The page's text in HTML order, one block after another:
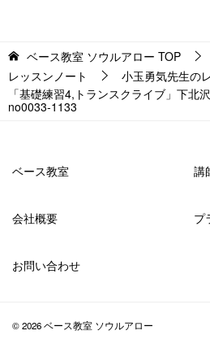
ベース教室 ソウルアロー TOP
レッスンノート
小玉勇気先生の
「基礎練習4,トランスクライブ」下北
no0033-1133
ベース教室 講
会社概要 プ
お問い合わせ
© 2026 ベース教室 ソウルアロー